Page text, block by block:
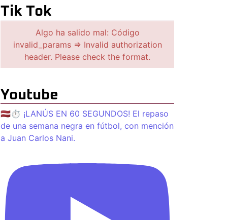
Tik Tok
Algo ha salido mal: Código
invalid_params => Invalid authorization
header. Please check the format.
Youtube
🇱🇻⏱️ ¡LANÚS EN 60 SEGUNDOS! El repaso
de una semana negra en fútbol, con mención
a Juan Carlos Nani.